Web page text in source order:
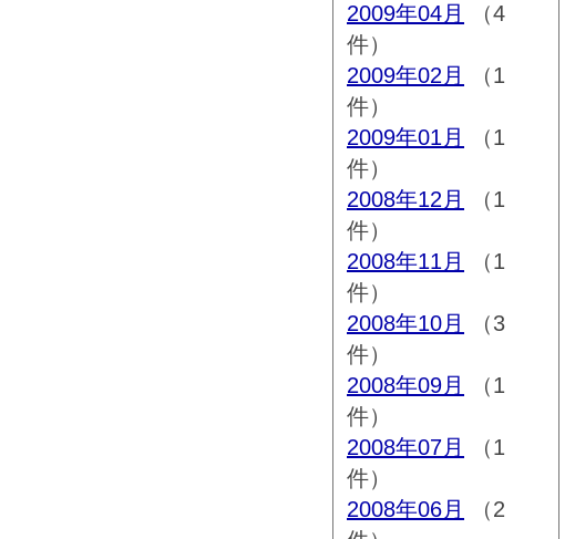
2009年04月
（4
件）
2009年02月
（1
件）
2009年01月
（1
件）
2008年12月
（1
件）
2008年11月
（1
件）
2008年10月
（3
件）
2008年09月
（1
件）
2008年07月
（1
件）
2008年06月
（2